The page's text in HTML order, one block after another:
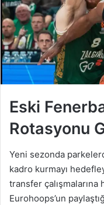
Eski
Rotasyonu
Yeni sezonda
kadro kurmayı
transfer çalışmalarına
Eurohoops’un